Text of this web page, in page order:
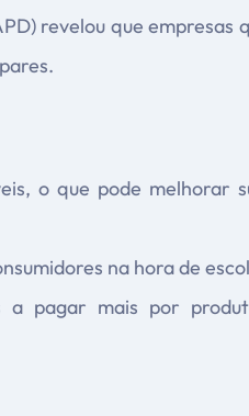
revelou que empresas
o que pode melhorar
na hora de
a pagar mais por